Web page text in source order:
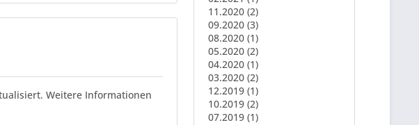
11.2020 (2)
09.2020 (3)
08.2020 (1)
05.2020 (2)
04.2020 (1)
03.2020 (2)
12.2019 (1)
10.2019 (2)
07.2019 (1)
Weitere Informationen